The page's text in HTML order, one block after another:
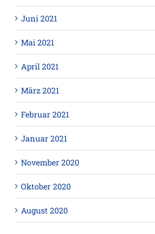
Juni 2021
Mai 2021
April 2021
März 2021
Februar 2021
Januar 2021
November 2020
Oktober 2020
August 2020